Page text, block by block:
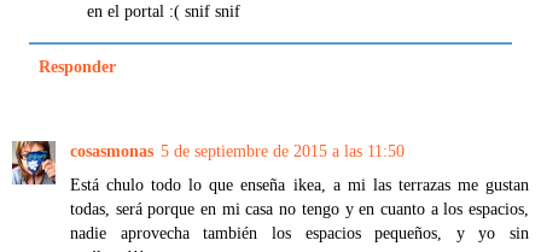
en el portal :( snif snif
Responder
cosasmonas 5 de septiembre de 2015 a las 11:50
Está chulo todo lo que enseña ikea, a mi las terrazas me gustan
todas, será porque en mi casa no tengo y en cuanto a los espacios,
nadie aprovecha también los espacios pequeños, y yo sin